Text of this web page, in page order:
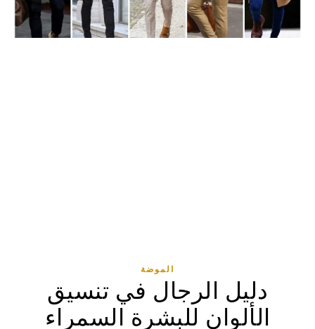
الموضة
دليل الرجال في تنسيق
الألوان للبشرة السمراء